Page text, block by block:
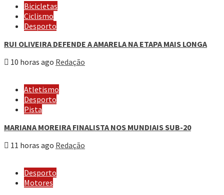
Bicicletas
Ciclismo
Desporto
RUI OLIVEIRA DEFENDE A AMARELA NA ETAPA MAIS LONGA
10 horas ago Redação
Atletismo
Desporto
Pista
MARIANA MOREIRA FINALISTA NOS MUNDIAIS SUB-20
11 horas ago Redação
Desporto
Motores